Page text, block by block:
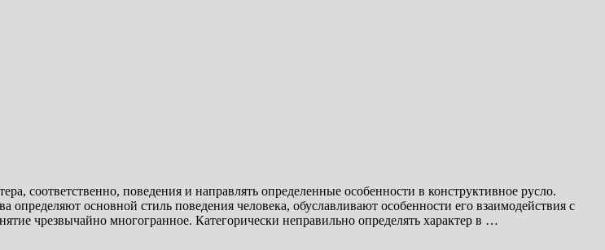
соответственно, поведения и направлять определенные особенности в конструктивное русло.
основной стиль поведения человека, обуславливают особенности его взаимодействия с
чрезвычайно многогранное. Категорически неправильно определять характер в …